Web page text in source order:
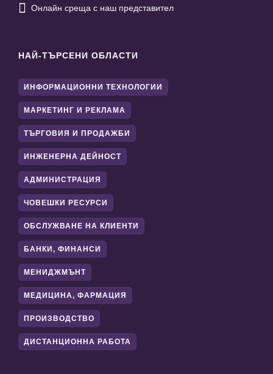
 Онлайн среща с наш представител
НАЙ-ТЪРСЕНИ ОБЛАСТИ
ИНФОРМАЦИОННИ ТЕХНОЛОГИИ
МАРКЕТИНГ И РЕКЛАМА
ТЪРГОВИЯ И ПРОДАЖБИ
ИНЖЕНЕРНА ДЕЙНОСТ
АДМИНИСТРАЦИЯ
ЧОВЕШКИ РЕСУРСИ
ОБСЛУЖВАНЕ НА КЛИЕНТИ
БАНКИ, ФИНАНСИ
МЕНИДЖМЪНТ
МЕДИЦИНА, ФАРМАЦИЯ
ПРОИЗВОДСТВО
ДИСТАНЦИОННА РАБОТА